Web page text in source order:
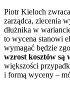
Piotr Kieloch
zarządca, zlecenia
dłużnika w
to wycena stanowi
wymagać będzie
wzrost kosztów są
większości
i formą wyceny –